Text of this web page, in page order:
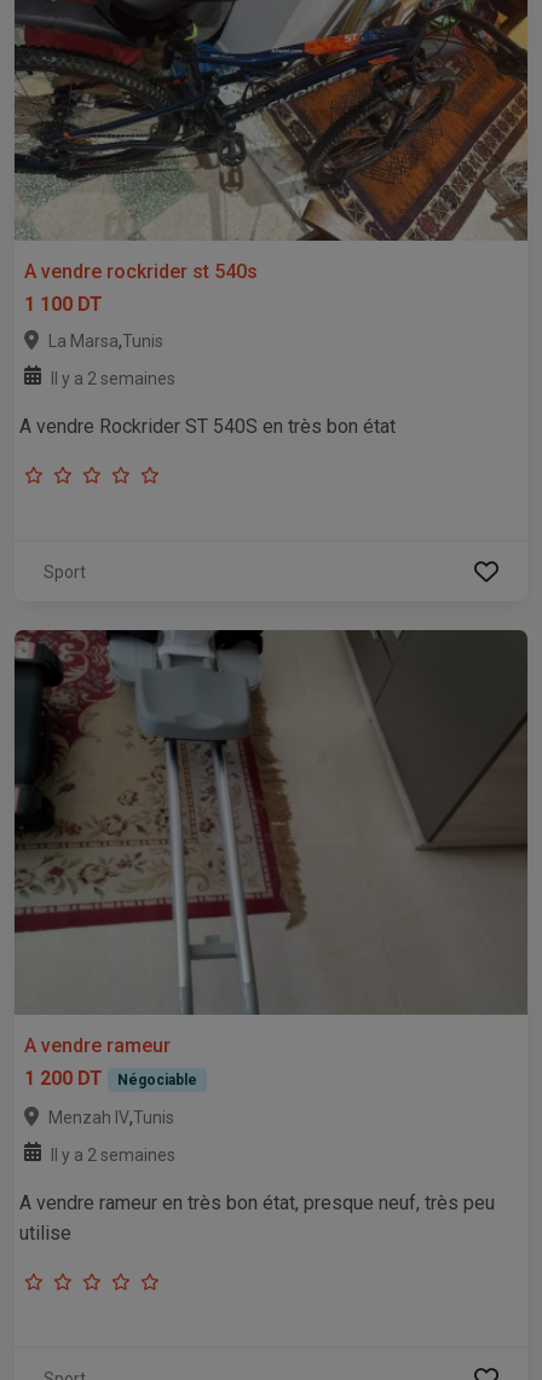
A vendre rockrider st 540s
1 100 DT
La Marsa,Tunis
Il y a 2 semaines
A vendre Rockrider ST 540S en très bon état
Sport
A vendre rameur
1 200 DT
Négociable
Menzah IV,Tunis
Il y a 2 semaines
A vendre rameur en très bon état, presque neuf, très peu
utilise